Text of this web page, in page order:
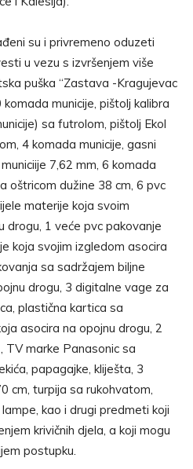
su i privremeno oduzeti
u vezu s izvršenjem više
puška “Zastava -Kragujevac
municije, pištolj kalibra
sa futrolom, pištolj Ekol
4 komada municije, gasni
7,62 mm, 6 komada
oštricom dužine 38 cm, 6 pvc
materije koja svoim
drogu, 1 veće pvc pakovanje
koja svojim izgledom asocira
sa sadržajem biljne
drogu, 3 digitalne vage za
plastična kartica sa
asocira na opojnu drogu, 2
marke Panasonic sa
papagajke, kliješta, 3
cm, turpija sa rukohvatom,
kao i drugi predmeti koji
krivičnih djela, a koji mogu
postupku.